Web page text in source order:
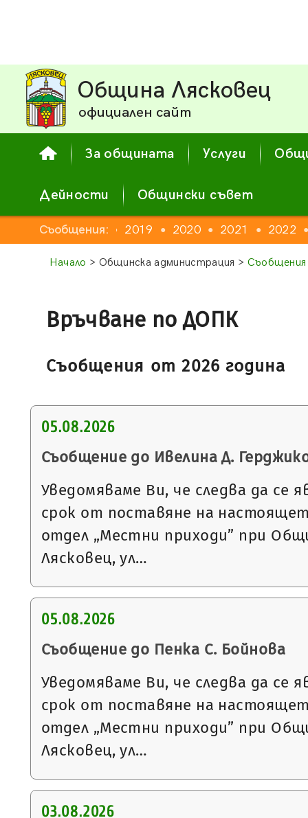
Община Лясковец
официален сайт
За общината Услуги
Дейности Общински съвет
Съобщения:
2017 ● 2018 ● 2019 ● 2020 ● 2021 ● 2022 ●
Начало > Общинска администрация > Съобщения
Връчване по ДОПК
Съобщения от 2026 година
05.08.2026
Съобщение до Ивелина Д.
Уведомяваме Ви, че следва да се
срок от поставяне на
отдел „Местни приходи” при
Лясковец, ул…
05.08.2026
Съобщение до Пенка С. Бойнова
Уведомяваме Ви, че следва да се
срок от поставяне на
отдел „Местни приходи” при
Лясковец, ул…
03.08.2026